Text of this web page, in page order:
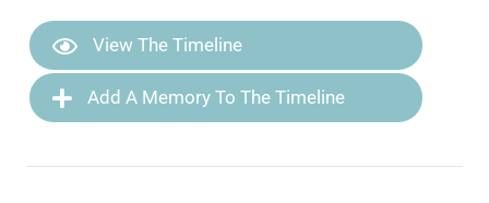
View The Timeline
Add A Memory To The Timeline